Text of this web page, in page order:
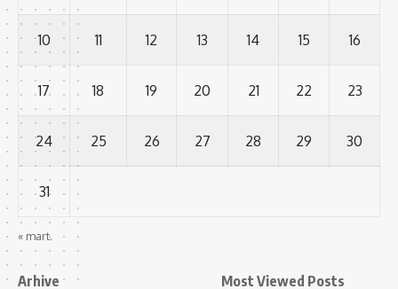
10 11 12 13 14 15 16
17 18 19 20 21 22 23
24 25 26 27 28 29 30
31
« mart.
Arhive Most Viewed Posts